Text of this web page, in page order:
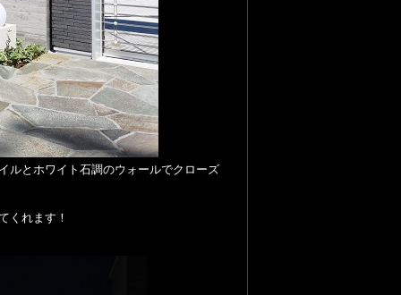
ルとホワイト石調のウォールでクローズ
くれます！